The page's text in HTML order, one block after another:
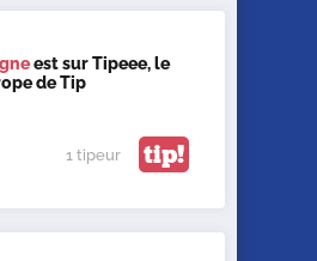
est sur Tipeee, le
de Tip
1 tipeur tip!